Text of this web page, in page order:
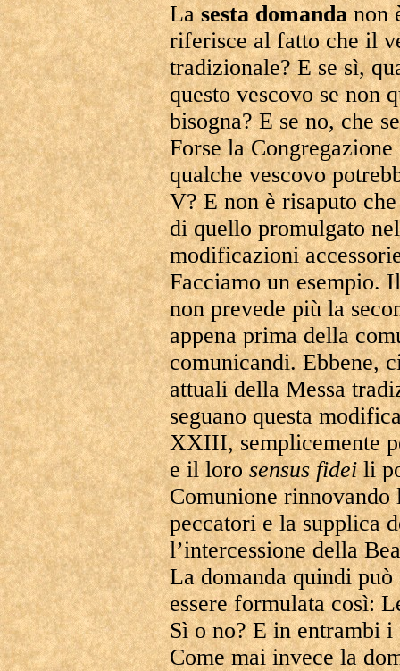
Lasesta domandanon
riferisce al fatto che il
tradizionale? E se sì,
questo vescovo se non
bisogna? E se no, che
Forse la
qualche vescovo
V? E non è risaputo
di quello promulgato
modificazioni
Facciamo un
non prevede più la
appena prima della
comunicandi. Ebbene,
attuali della Messa
seguano questa
XXIII, semplicemente
e il lorosensus fideili
Comunione rinnovando
peccatori e la supplica
l’intercessione della
La domanda quindi
essere formulata così:
Sì o no? E in entrambi i
Come mai invece la